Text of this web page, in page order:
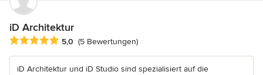
iD Architektur
Durchschnittliche Bewertung: 5 von 5 Sternen
5,0 (5 Bewertungen)
iD Architektur und iD Studio sind spezialisiert auf die